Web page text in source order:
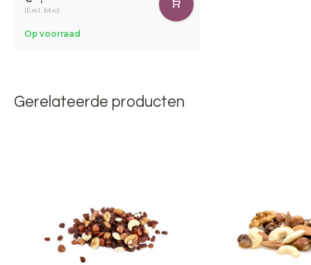
(Excl. btw)
Op voorraad
Gerelateerde producten